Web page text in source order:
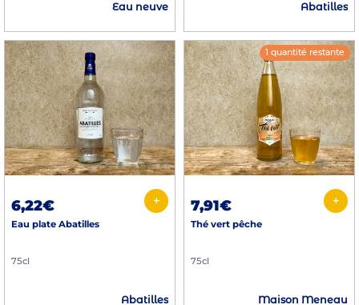
Eau neuve Abatilles
6,22€ +
Eau plate Abatilles
75cl
Abatilles
1 quantité restante
7,91€ +
Thé vert pêche
75cl
Maison Meneau